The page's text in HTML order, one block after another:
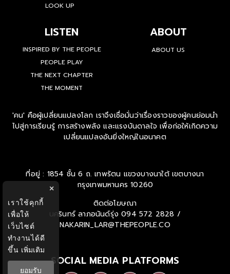
LOOK UP
LISTEN
INSPIRED BY THE PEOPLE
PEOPLE PLAY
THE NEXT CHAPTER
THE MOMENT
ABOUT
ABOUT US
'คน' คือผู้เปลี่ยนแปลงโลก เราจึงเชื่อมั่นว่าเรื่องราวของผู้คนย่อมนำ
ไปสู่การเรียนรู้ การสร้างพลัง และแรงบันดาลใจ เพื่อก่อให้เกิดความ
เปลี่ยนแปลงอันยิ่งใหญ่ในอนาคต
ที่อยู่ : 1854 ชั้น 6 ถ. เทพรัตน แขวงบางนาใต้ เขตบางนา
กรุงเทพมหานคร 10260
ติดต่อโฆษณา
นครินทร์ ลาภอนันด์รุ่ง 094 572 2828 /
NAKARIN_LAR@THEPEOPLE.CO
SOCIAL MEDIA PLATFORMS
×
เราใช้คุกกี้
เพื่อให้
เว็บไซต์
ทำงานได้ดี
ขึ้น เพิ่มเติม
ยอมรับ